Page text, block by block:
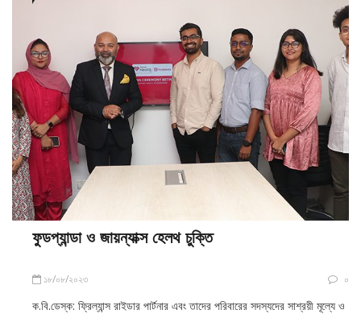
ফুডপ্যান্ডা ও জায়ন্যাক্স হেলথ চুক্তি
১৮/০৮/২০২৩ ০
ক.বি.ডেস্ক: ফ্রিল্যান্স রাইডার পার্টনার এবং তাদের পরিবারের সদস্যদের সাশ্রয়ী মূল্যে ও